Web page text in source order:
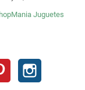
Juguetes
Pinterest